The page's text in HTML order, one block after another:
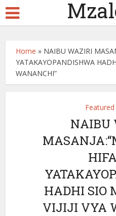
Home » NAIBU WAZIRI
YATAKAYOPANDISHWA
WANANCHI”
Featured
NAIBU
HADHI SIO
VIJIJI VYA